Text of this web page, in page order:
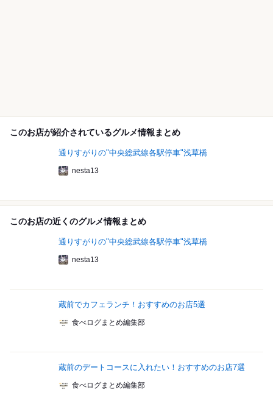
このお店が紹介されているグルメ情報まとめ
通りすがりの"中央総武線各駅停車"浅草橋
nesta13
このお店の近くのグルメ情報まとめ
通りすがりの"中央総武線各駅停車"浅草橋
nesta13
蔵前でカフェランチ！おすすめのお店5選
食べログまとめ編集部
蔵前のデートコースに入れたい！おすすめのお店7選
食べログまとめ編集部